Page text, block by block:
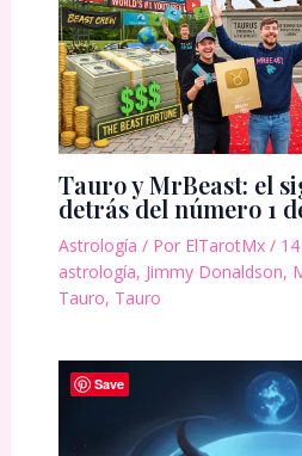
Tauro y MrBeast: el
detrás del número 1
Astrología / Por ElTarotMx /
astrología, Jimmy Donaldson,
Tauro, Tauro
Save